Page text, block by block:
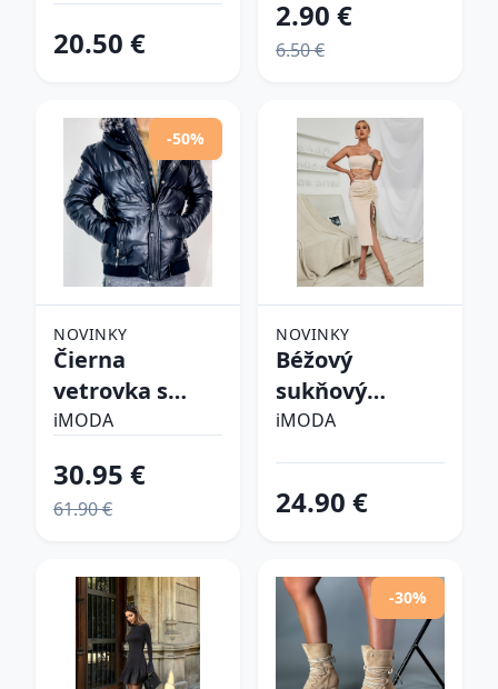
20.50 €
2.90 €
6.50 €
-50%
NOVINKY
Čierna
vetrovka s
kapucňou
iMODA
30.95 €
61.90 €
NOVINKY
Béžový
sukňový
komplet
iMODA
24.90 €
-30%